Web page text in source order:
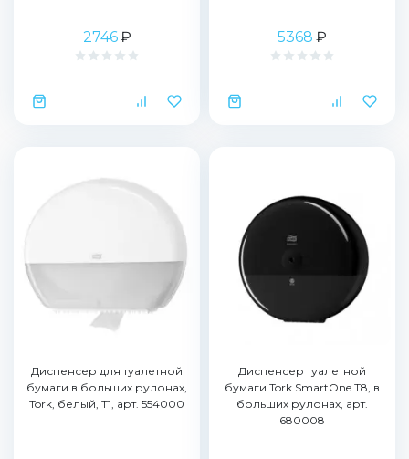
2746₽ 5368 ₽
Диспенсер для туалетной
бумаги в больших рулонах,
Tork, белый, Т1, арт. 554000
Диспенсер туалетной
бумаги Tork SmartOne T8, в
больших рулонах, арт.
680008